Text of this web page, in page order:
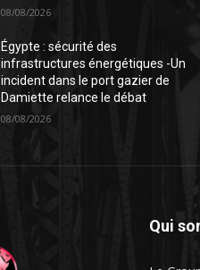
08/08/2026
Égypte : sécurité des
infrastructures énergétiques -Un
incident dans le port gazier de
Damiette relance le débat
08/08/2026
Qui